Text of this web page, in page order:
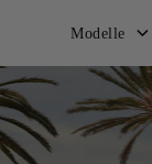
Modelle